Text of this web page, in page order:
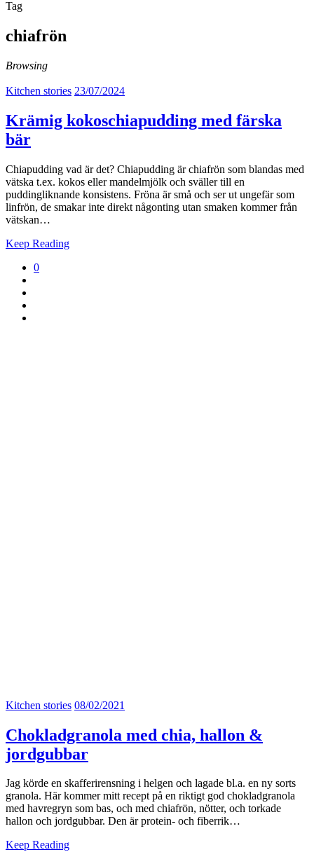
Tag
chiafrön
Browsing
Kitchen stories 23/07/2024
Krämig kokoschiapudding med färska
bär
Chiapudding vad är det? Chiapudding är chiafrön som blandas med
vätska t.ex. kokos eller mandelmjölk och sväller till en
puddingliknande konsistens. Fröna är små och ser ut ungefär som
linfrön, de smakar inte direkt någonting utan smaken kommer från
vätskan…
Keep Reading
0
Kitchen stories 08/02/2021
Chokladgranola med chia, hallon &
jordgubbar
Jag körde en skafferirensning i helgen och lagade bl.a. en ny sorts
granola. Här kommer mitt recept på en riktigt god chokladgranola
med havregryn som bas, och med chiafrön, nötter, och torkade
hallon och jordgubbar. Den är protein- och fiberrik…
Keep Reading